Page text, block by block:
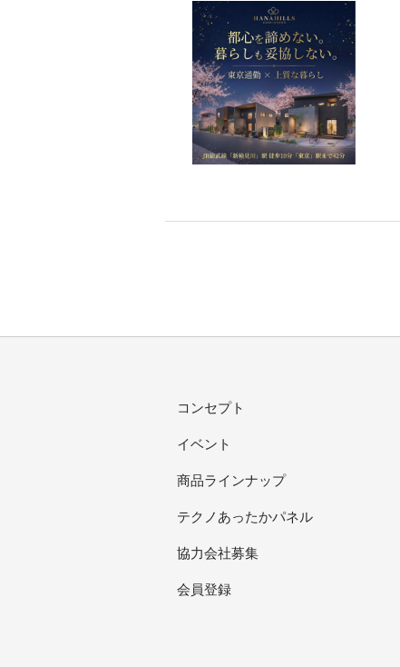
コンセプト
イベント
商品ラインナップ
テクノあったかパネル
協力会社募集
会員登録